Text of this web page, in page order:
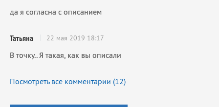
да я согласна с описанием
Татьяна 22 мая 2019 18:17
В точку.. Я такая, как вы описали
Посмотреть все комментарии (12)